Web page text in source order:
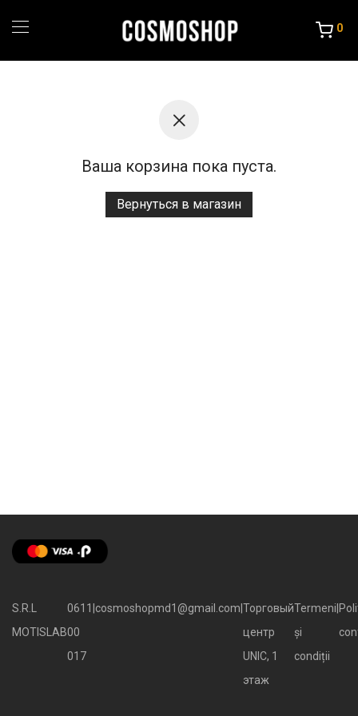
0
Ваша корзина пока пуста.
Вернуться в магазин
S.R.L
MOTISLAB
0611
00
017
cosmoshopmd1@gmail.com Торговый
центр
UNIC, 1
этаж
Termeni
și
condiții